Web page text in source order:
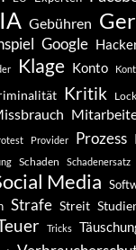
Gebühren
Google
Klage Konto
Kritik
Provider Prozess
Schaden Schadenersatz
Media
Strafe Streit
Tricks